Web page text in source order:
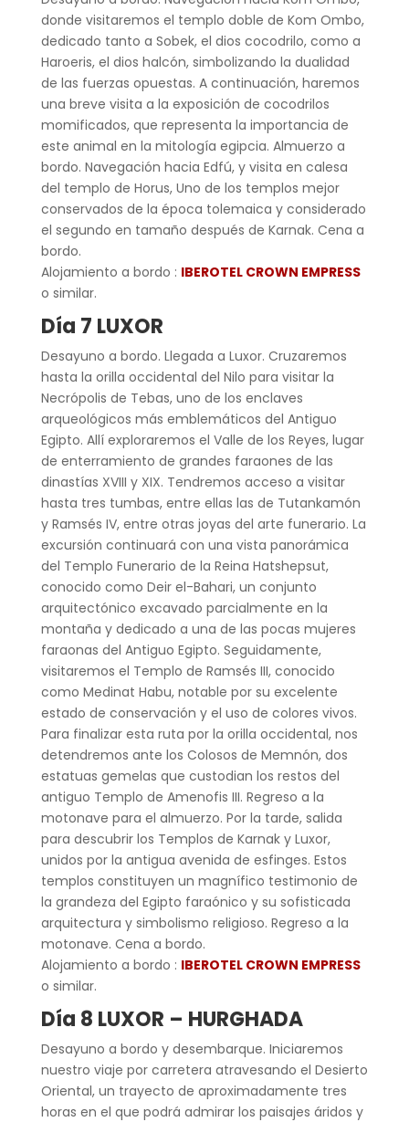
donde visitaremos el templo doble de Kom Ombo,
dedicado tanto a Sobek, el dios cocodrilo, como a
Haroeris, el dios halcón, simbolizando la dualidad
de las fuerzas opuestas. A continuación, haremos
una breve visita a la exposición de cocodrilos
momificados, que representa la importancia de
este animal en la mitología egipcia. Almuerzo a
bordo. Navegación hacia Edfú, y visita en calesa
del templo de Horus, Uno de los templos mejor
conservados de la época tolemaica y considerado
el segundo en tamaño después de Karnak. Cena a
bordo.
Alojamiento a bordo : IBEROTEL CROWN EMPRESS
o similar.
Día 7 LUXOR
Desayuno a bordo. Llegada a Luxor. Cruzaremos
hasta la orilla occidental del Nilo para visitar la
Necrópolis de Tebas, uno de los enclaves
arqueológicos más emblemáticos del Antiguo
Egipto. Allí exploraremos el Valle de los Reyes, lugar
de enterramiento de grandes faraones de las
dinastías XVIII y XIX. Tendremos acceso a visitar
hasta tres tumbas, entre ellas las de Tutankamón
y Ramsés IV, entre otras joyas del arte funerario. La
excursión continuará con una vista panorámica
del Templo Funerario de la Reina Hatshepsut,
conocido como Deir el-Bahari, un conjunto
arquitectónico excavado parcialmente en la
montaña y dedicado a una de las pocas mujeres
faraonas del Antiguo Egipto. Seguidamente,
visitaremos el Templo de Ramsés III, conocido
como Medinat Habu, notable por su excelente
estado de conservación y el uso de colores vivos.
Para finalizar esta ruta por la orilla occidental, nos
detendremos ante los Colosos de Memnón, dos
estatuas gemelas que custodian los restos del
antiguo Templo de Amenofis III. Regreso a la
motonave para el almuerzo. Por la tarde, salida
para descubrir los Templos de Karnak y Luxor,
unidos por la antigua avenida de esfinges. Estos
templos constituyen un magnífico testimonio de
la grandeza del Egipto faraónico y su sofisticada
arquitectura y simbolismo religioso. Regreso a la
motonave. Cena a bordo.
Alojamiento a bordo : IBEROTEL CROWN EMPRESS
o similar.
Día 8 LUXOR – HURGHADA
Desayuno a bordo y desembarque. Iniciaremos
nuestro viaje por carretera atravesando el Desierto
Oriental, un trayecto de aproximadamente tres
horas en el que podrá admirar los paisajes áridos y